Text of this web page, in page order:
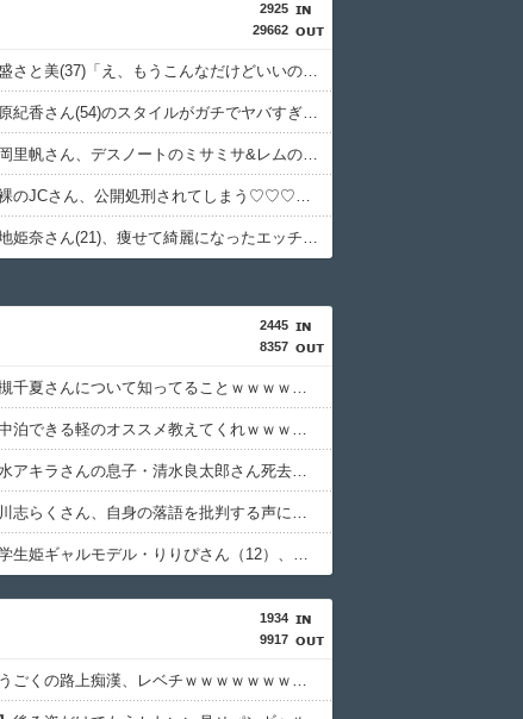
2925
29662
【画像】重盛さと美(37)「え、もうこんなだけどいいの？」⇒！
【朗報】藤原紀香さん(54)のスタイルがガチでヤバすぎるｗｗｗｗｗｗｗｗ
【画像】吉岡里帆さん、デスノートのミサミサ&レムのコスプレを披露ｗｗｗｗｗｗ
【画像】半裸のJCさん、公開処刑されてしまう♡♡♡♡♡♡♡♡♡
【画像】菊地姫奈さん(21)、痩せて綺麗になったエッチ下着姿を披露してしまうｗｗｗｗｗｗ
2445
8357
【朗報】若槻千夏さんについて知ってることｗｗｗｗｗｗｗｗｗｗ
【悲報】車中泊できる軽のオススメ教えてくれｗｗｗｗｗｗｗｗｗｗ
【衝撃】清水アキラさんの息子・清水良太郎さん死去で落語家・柳家小はださんが「いじめ」「暴行」被害告発・・・・・・・・・
【悲報】立川志らくさん、自身の落語を批判する声にピシャリ「己こそ正しいと思えるその神経、分けてほしい…」・・・・・・・・・
【衝撃】小学生姫ギャルモデル・りりぴさん（12）、最新の姿に「痩せすぎ」「大丈夫？」・・・・・・・・・
1934
9917
【動画】ちうごくの路上痴漢、レベチｗｗｗｗｗｗｗｗｗｗｗｗ